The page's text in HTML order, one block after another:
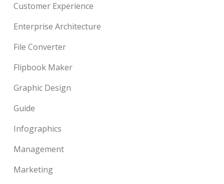
Customer Experience
Enterprise Architecture
File Converter
Flipbook Maker
Graphic Design
Guide
Infographics
Management
Marketing